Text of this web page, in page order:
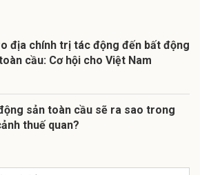
địa chính trị tác động đến bất động
cầu: Cơ hội cho Việt Nam
sản toàn cầu sẽ ra sao trong
thuế quan?